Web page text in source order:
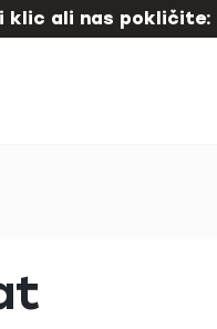
klic ali nas pokličite: